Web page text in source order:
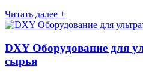
Читать далее +
DXY Оборудование для
сырья